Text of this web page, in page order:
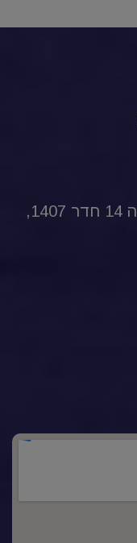
מרכז ויצמן, רחוב ויצמן 14, קומה 14 חדר 1407,